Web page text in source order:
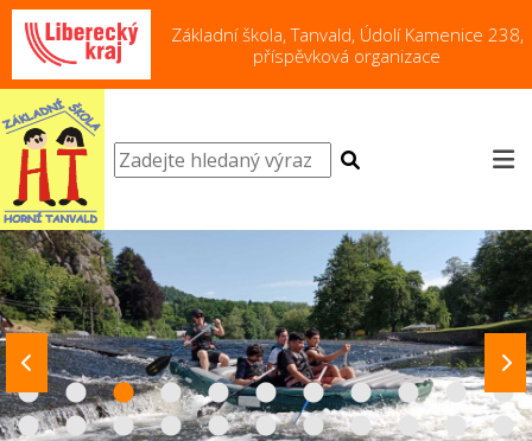
Základní škola, Tanvald, Údolí Kamenice 238,
příspěvková organizace